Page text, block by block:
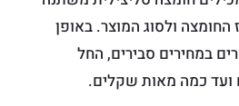
החומצה ולסוג המוצר. באופן
במחירים סבירים, החל
כמה מאות שקלים.